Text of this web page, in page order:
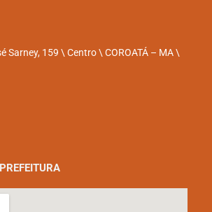
Sarney, 159 \ Centro \ COROATÁ – MA \